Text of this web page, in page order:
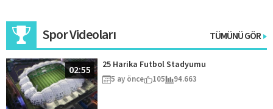
Spor Videoları TÜMÜNÜ GÖR
02:55 25 Harika Futbol Stadyumu
5 ay önce 105 94.663